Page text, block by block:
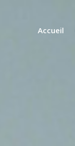
Accueil